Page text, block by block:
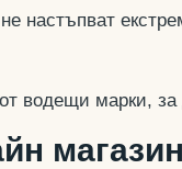
настъпват
водещи марки,